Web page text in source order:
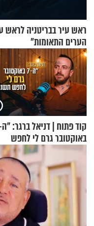
ראש עיר בבריטניה לראש
הערים התאומות״
באוקטובר גרם לי לחפש
תשובות"